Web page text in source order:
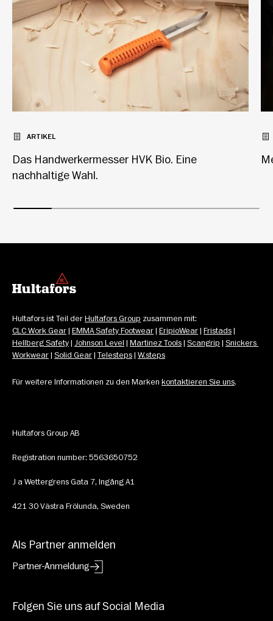
ARTIKEL
Das Handwerkermesser HVK Bio. Eine
nachhaltige Wahl.
Hultafors ist Teil der Hultafors Group zusammen mit:
CLC Work Gear | EMMA Safety Footwear | EripioWear | Fristads
Hellberg Safety | Johnson Level | Martinez Tools | Scangrip | Snickers
Workwear | Solid Gear | Telesteps | W.steps
Für weitere Informationen zu den Marken kontaktieren Sie uns.
Hultafors Group AB
Registration number: 5563650752
J a Wettergrens Gata 7, Ingång A1
421 30 Västra Frölunda, Sweden
Als Partner anmelden
Partner-Anmeldung
Folgen Sie uns auf Social Media